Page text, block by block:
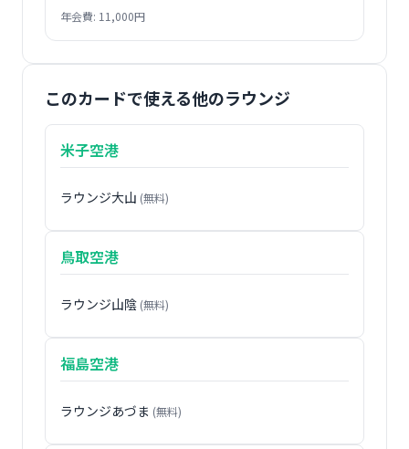
年会費: 11,000円
このカードで使える他のラウンジ
米子空港
ラウンジ大山 (無料)
鳥取空港
ラウンジ山陰 (無料)
福島空港
ラウンジあづま (無料)